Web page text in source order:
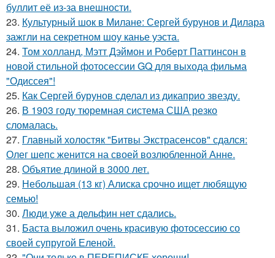
буллит её из-за внешности.
23. Культурный шок в Милане: Сергей бурунов и Дилара
зажгли на секретном шоу канье уэста.
24. Том холланд, Мэтт Дэймон и Роберт Паттинсон в
новой стильной фотосессии GQ для выхода фильма
"Одиссея"!
25. Как Сергей бурунов сделал из дикаприо звезду.
26. В 1903 году тюремная система США резко
сломалась.
27. Главный холостяк "Битвы Экстрасенсов" сдался:
Олег шепс женится на своей возлюбленной Анне.
28. Объятие длиной в 3000 лет.
29. Небольшая (13 кг) Алиска срочно ищет любящую
семью!
30. Люди уже а дельфин нет сдались.
31. Баста выложил очень красивую фотосессию со
своей супругой Еленой.